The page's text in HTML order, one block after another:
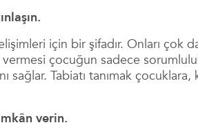
için bir şifadır. Onları çok
çocuğun sadece
sağlar. Tabiatı tanımak
verin.